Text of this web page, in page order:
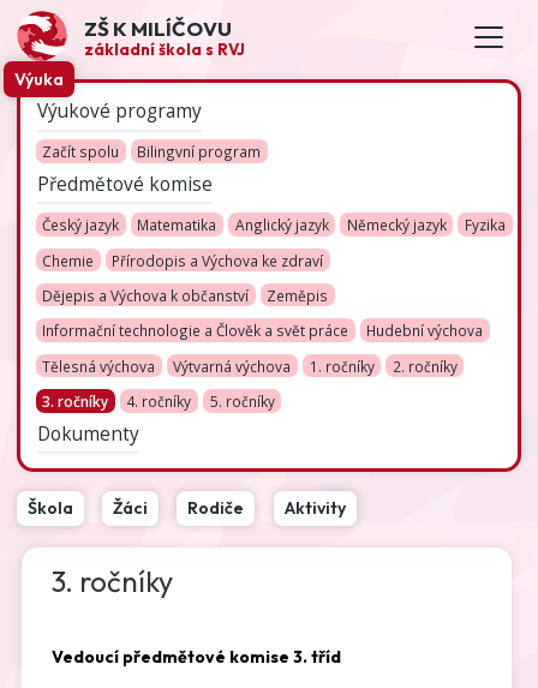
ZŠ K MILÍČOVU
základní škola s RVJ
Výuka
Výukové programy
Začít spolu Bilingvní program
Předmětové komise
Český jazyk Matematika Anglický jazyk Německý jazyk
Fyzika
Chemie
Přírodopis a Výchova ke zdraví
Dějepis a Výchova k občanství
Zeměpis
Informační technologie a Člověk a svět práce
Hudební výchova
Tělesná výchova
Výtvarná výchova 1. ročníky
2. ročníky
3. ročníky
4. ročníky 5. ročníky
Dokumenty
Škola Žáci Rodiče Aktivity
3. ročníky
Vedoucí předmětové komise 3. tříd